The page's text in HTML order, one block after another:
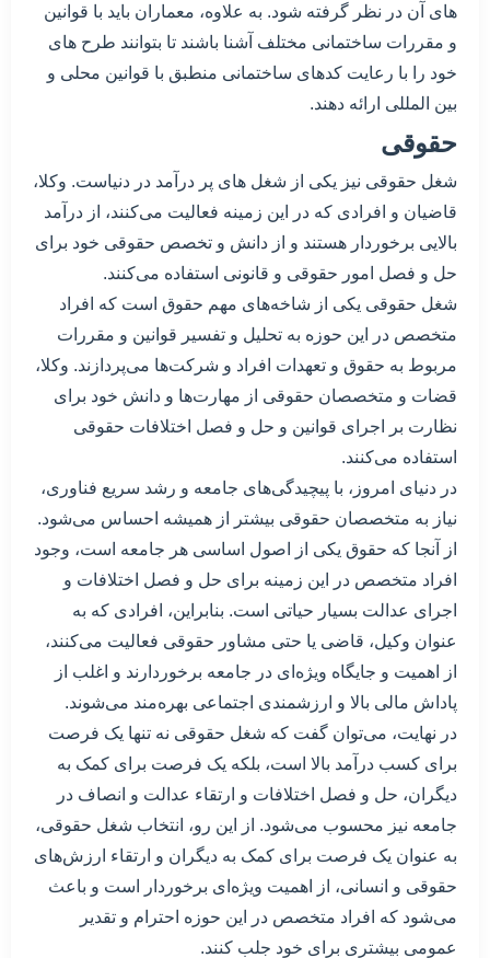
های آن در نظر گرفته شود. به علاوه، معماران باید با قوانین
و مقررات ساختمانی مختلف آشنا باشند تا بتوانند طرح های
خود را با رعایت کدهای ساختمانی منطبق با قوانین محلی و
بین المللی ارائه دهند.
حقوقی
شغل حقوقی نیز یکی از شغل های پر درآمد در دنیاست. وکلا،
قاضیان و افرادی که در این زمینه فعالیت می‌کنند، از درآمد
بالایی برخوردار هستند و از دانش و تخصص حقوقی خود برای
حل و فصل امور حقوقی و قانونی استفاده می‌کنند.
شغل حقوقی یکی از شاخه‌های مهم حقوق است که افراد
متخصص در این حوزه به تحلیل و تفسیر قوانین و مقررات
مربوط به حقوق و تعهدات افراد و شرکت‌ها می‌پردازند. وکلا،
قضات و متخصصان حقوقی از مهارت‌ها و دانش خود برای
نظارت بر اجرای قوانین و حل و فصل اختلافات حقوقی
استفاده می‌کنند.
در دنیای امروز، با پیچیدگی‌های جامعه و رشد سریع فناوری،
نیاز به متخصصان حقوقی بیشتر از همیشه احساس می‌شود.
از آنجا که حقوق یکی از اصول اساسی هر جامعه است، وجود
افراد متخصص در این زمینه برای حل و فصل اختلافات و
اجرای عدالت بسیار حیاتی است. بنابراین، افرادی که به
عنوان وکیل، قاضی یا حتی مشاور حقوقی فعالیت می‌کنند،
از اهمیت و جایگاه ویژه‌ای در جامعه برخوردارند و اغلب از
پاداش مالی بالا و ارزشمندی اجتماعی بهره‌مند می‌شوند.
در نهایت، می‌توان گفت که شغل حقوقی نه تنها یک فرصت
برای کسب درآمد بالا است، بلکه یک فرصت برای کمک به
دیگران، حل و فصل اختلافات و ارتقاء عدالت و انصاف در
جامعه نیز محسوب می‌شود. از این رو، انتخاب شغل حقوقی،
به عنوان یک فرصت برای کمک به دیگران و ارتقاء ارزش‌های
حقوقی و انسانی، از اهمیت ویژه‌ای برخوردار است و باعث
می‌شود که افراد متخصص در این حوزه احترام و تقدیر
عمومی بیشتری برای خود جلب کنند.